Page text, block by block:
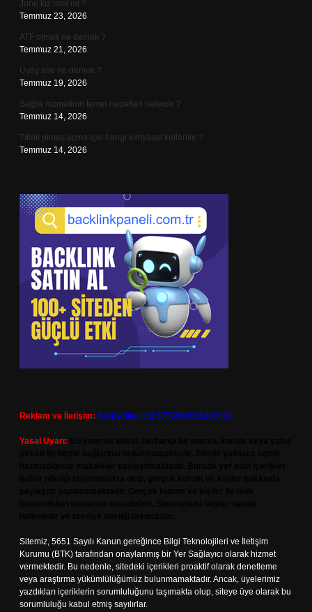
June kız ismi mi ?
Temmuz 23, 2026
ATF olmak ne demek ?
Temmuz 21, 2026
Üvey aile ne demek ?
Temmuz 19, 2026
Sağlık hizmetinin temel hedefleri nelerdir ?
Temmuz 14, 2026
Tıkalı pimaş açma için hangi kimyasal kullanılır ?
Temmuz 14, 2026
Reklam ve İletişim: Skype: live:.cid.575569c608265c69
Yasal Uyarı:
Sitemiz, 5651 Sayılı Kanun gereğince Bilgi Teknolojileri ve İletişim
Kurumu (BTK) tarafından onaylanmış bir Yer Sağlayıcı olarak hizmet
vermektedir. Bu nedenle, sitedeki içerikleri proaktif olarak denetleme
veya araştırma yükümlülüğümüz bulunmamaktadır. Ancak, üyelerimiz
yazdıkları içeriklerin sorumluluğunu taşımakta olup, siteye üye olarak bu
sorumluluğu kabul etmiş sayılırlar.